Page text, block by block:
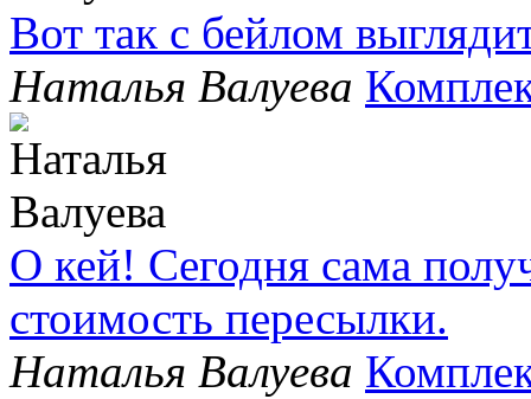
Вот так с бейлом
Наталья Валуева
О кей! Сегодня сама
стоимость пересылки.
Наталья Валуева